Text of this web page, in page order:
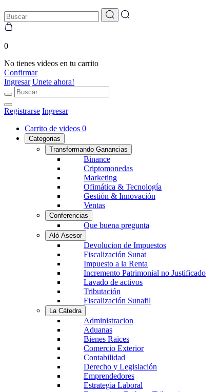
0
No tienes videos en tu carrito
Confirmar
Ingresar Unete ahora!
Registrarse Ingresar
Carrito de videos 0
Categorias
Transformando Ganancias
Binance
Criptomonedas
Marketing
Ofimática & Tecnología
Gestión & Innovación
Ventas
Conferencias
Que buena pregunta
Aló Asesor
Devolucion de Impuestos
Fiscalización Sunat
Impuesto a la Renta
Incremento Patrimonial no Justificado
Lavado de activos
Tributación
Fiscalización Sunafil
La Cátedra
Administracion
Aduanas
Bienes Raices
Comercio Exterior
Contabilidad
Derecho y Legislación
Emprendedores
Estrategia Laboral